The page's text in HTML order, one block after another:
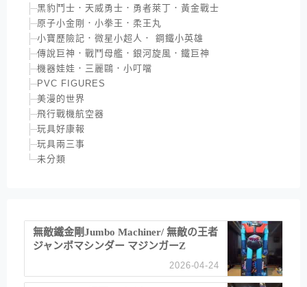
黑豹鬥士．天威勇士．勇者萊丁．黃金戰士
原子小金剛．小拳王．柔王丸
小寶歷險記．微星小超人． 鋼鐵小英雄
傳說巨神．戰鬥母艦．銀河旋風．鐵巨神
機器娃娃．三麗鷗．小叮噹
PVC FIGURES
美漫的世界
飛行戰機航空器
玩具好康報
玩具兩三事
未分類
無敵鐵金剛Jumbo Machiner/ 無敵の王者
ジャンボマシンダー マジンガーZ
2026-04-24